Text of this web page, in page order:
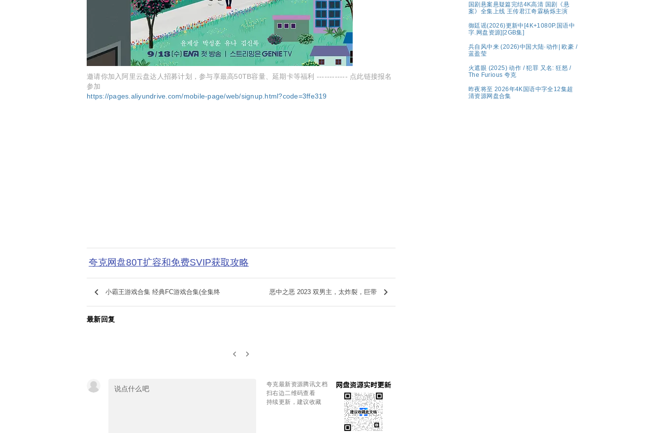
邀请你加入阿里云盘达人招募计划，参与享最高50TB容量、延期卡等福利 ------------ 点此链接报名
参加
https://pages.aliyundrive.com/mobile-page/web/signup.html?code=3ffe319
夸克网盘80T扩容和免费SVIP获取攻略
keyboard_arrow_left 小霸王游戏合集 经典FC游戏合集(全集终 恶中之恶 2023 双男主，太炸裂，巨带 keyboard_arrow_right
最新回复
keyboard_arrow_left keyboard_arrow_right
夸克最新资源腾讯文档
扫右边二维码查看
持续更新，建议收藏
国剧悬案悬疑篇完结4K高清 国剧《悬
案》全集上线 王传君江奇霖杨烁主演
御廷谣(2026)更新中[4K+1080P.国语中
字.网盘资源][2GB集]
兵自风中来 (2026)中国大陆·动作| 欧豪 /
蓝盈莹
火遮眼 (2025) 动作 / 犯罪 又名: 狂怒 /
The Furious 夸克
昨夜将至 2026年4K国语中字全12集超
清资源网盘合集